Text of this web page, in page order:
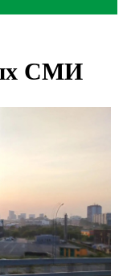
в крови создали в
травмы
вывезли из музея
сыграла мать